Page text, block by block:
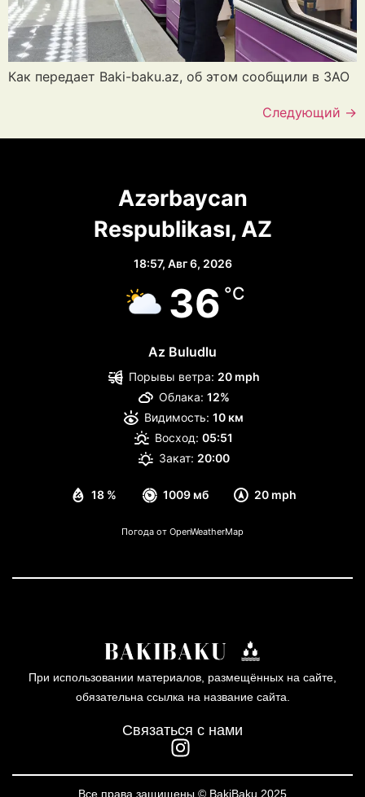
Как передает Baki-baku.az, об этом сообщили в ЗАО
Следующий →
Azərbaycan
Respublikası, AZ
18:57, Авг 6, 2026
36 °C
Az Buludlu
18 % 1009 мб 20 mph
Порывы ветра: 20 mph
Облака: 12%
Видимость: 10 км
Восход: 05:51
Закат: 20:00
Погода от OpenWeatherMap
При использовании материалов, размещённых на сайте,
обязательна ссылка на название сайта.
Связаться с нами
Все права защищены © BakiBaku 2025